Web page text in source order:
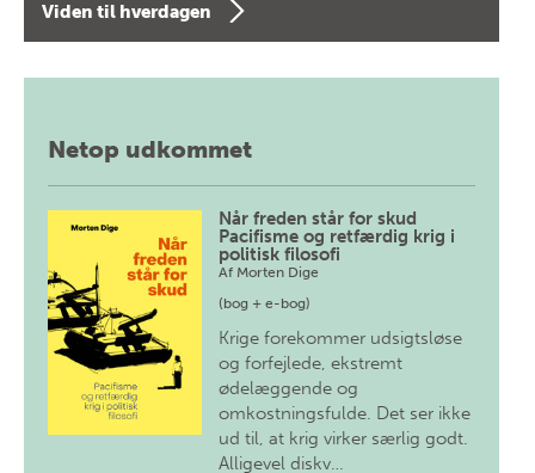
Viden til hverdagen
Netop udkommet
Når freden står for skud
Pacifisme og retfærdig krig i
politisk filosofi
Af Morten Dige
(bog + e-bog)
Krige forekommer udsigtsløse
og forfejlede, ekstremt
ødelæggende og
omkostningsfulde. Det ser ikke
ud til, at krig virker særlig godt.
Alligevel diskv…